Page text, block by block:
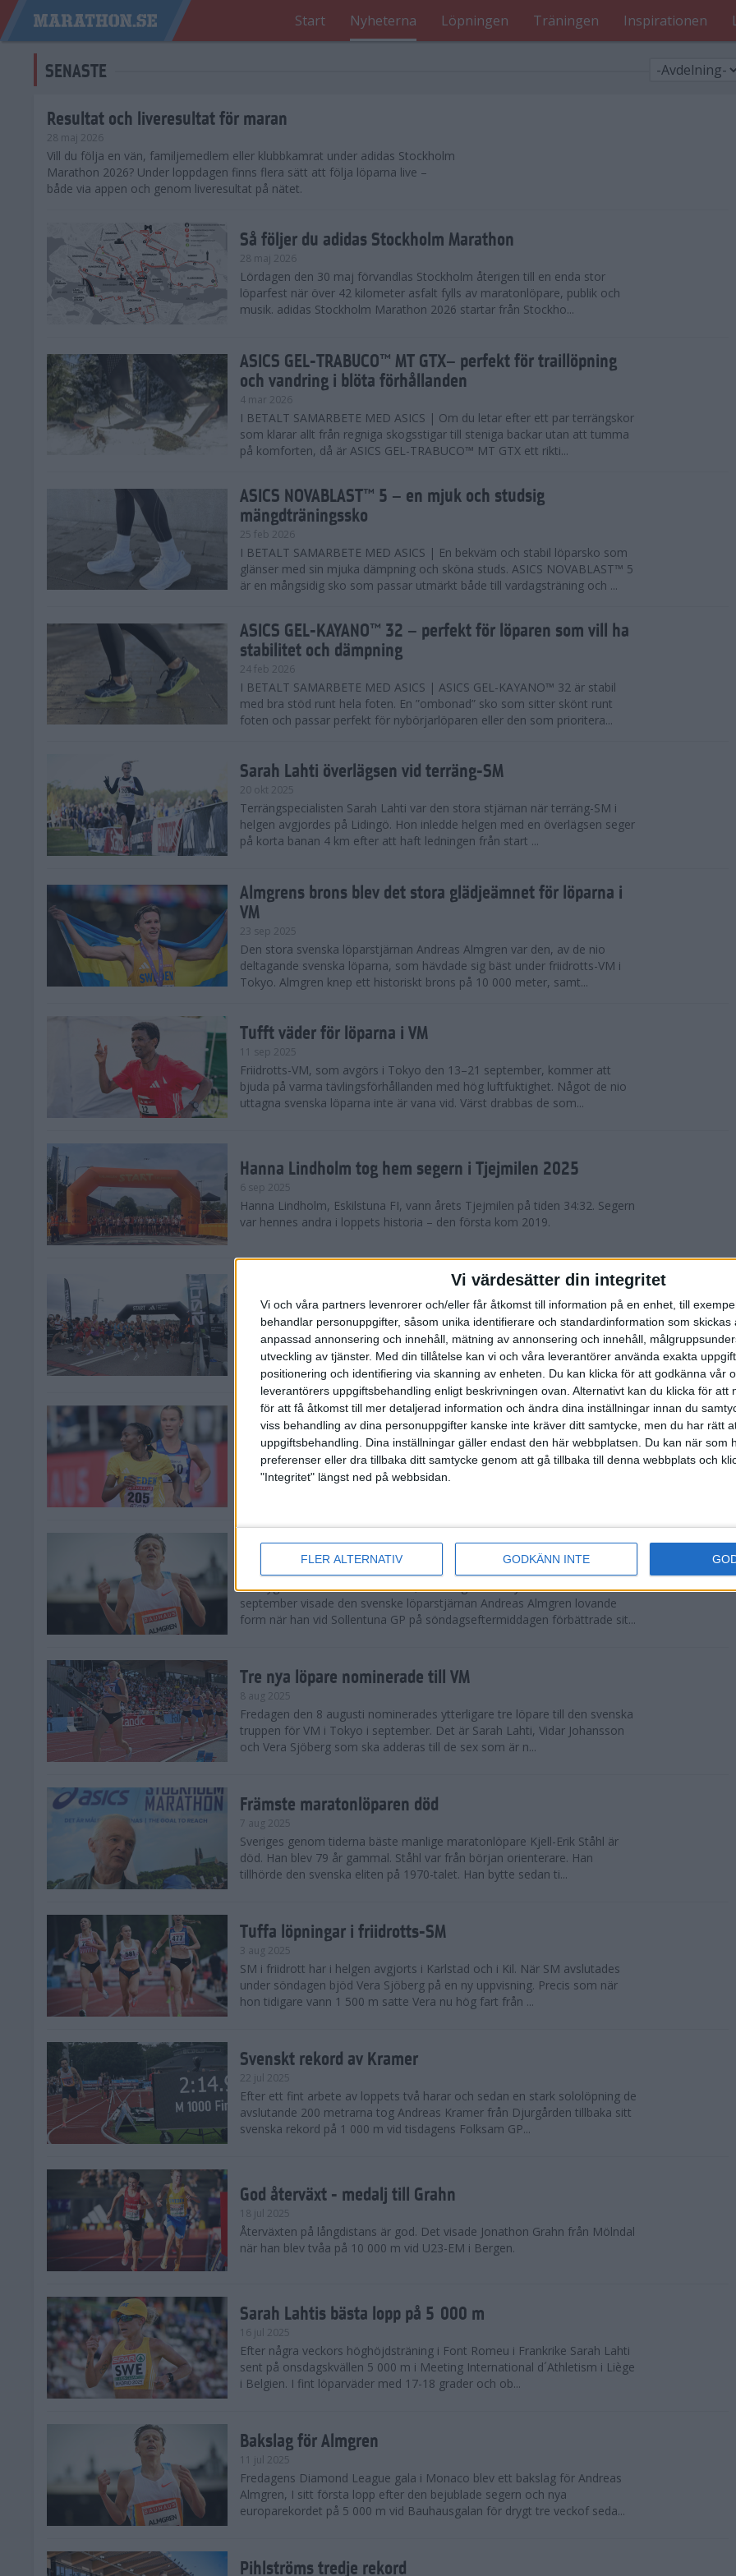
Vi värdesätter din integritet
Vi och våra partners levenrorer och/eller får åtkomst till information på en enhet, till
behandlar personuppgifter, såsom unika identifierare och standardinformation som skickas
anpassad annonsering och innehåll, mätning av annonsering och innehåll,
utveckling av tjänster. Med din tillåtelse kan vi och våra leverantörer använda exakta
positionering och identifiering via skanning av enheten. Du kan klicka för att godkänna vår
leverantörers uppgiftsbehandling enligt beskrivningen ovan. Alternativt kan du klicka för att
för att få åtkomst till mer detaljerad information och ändra dina inställningar innan du
viss behandling av dina personuppgifter kanske inte kräver ditt samtycke, men du har rätt
uppgiftsbehandling. Dina inställningar gäller endast den här webbplatsen. Du kan när som
preferenser eller dra tillbaka ditt samtycke genom att gå tillbaka till denna webbplats och
"Integritet" längst ned på webbsidan.
FLER ALTERNATIV GODKÄNN INTE
Start Nyheterna Löpningen Träningen Inspirationen
SENASTE
Resultat och liveresultat för maran
28 maj 2026
​Vill du följa en vän, familjemedlem eller klubbkamrat under adidas Stockholm
Marathon 2026? Under loppdagen finns flera sätt att följa löparna live –
både via appen och genom liveresultat på nätet.
Så följer du adidas Stockholm Marathon
28 maj 2026
Lördagen den 30 maj förvandlas Stockholm återigen till en enda stor
löparfest när över 42 kilometer asfalt fylls av maratonlöpare, publik och
musik. adidas Stockholm Marathon 2026 startar från Stockho...
ASICS GEL-TRABUCO™ MT GTX– perfekt för traillöpning
och vandring i blöta förhållanden
4 mar 2026
I BETALT SAMARBETE MED ASICS | Om du letar efter ett par terrängskor
som klarar allt från regniga skogsstigar till steniga backar utan att tumma
på komforten, då är ASICS GEL-TRABUCO™ MT GTX ett rikti...
ASICS NOVABLAST™ 5 – en mjuk och studsig
mängdträningssko
25 feb 2026
I BETALT SAMARBETE MED ASICS | En bekväm och stabil löparsko som
glänser med sin mjuka dämpning och sköna studs. ASICS NOVABLAST™ 5
är en mångsidig sko som passar utmärkt både till vardagsträning och ...
ASICS GEL-KAYANO™ 32 – perfekt för löparen som vill ha
stabilitet och dämpning
24 feb 2026
I BETALT SAMARBETE MED ASICS | ASICS GEL-KAYANO™ 32 är stabil
med bra stöd runt hela foten. En ”ombonad” sko som sitter skönt runt
foten och passar perfekt för nybörjarlöparen eller den som prioritera...
Sarah Lahti överlägsen vid terräng-SM
20 okt 2025
Terrängspecialisten Sarah Lahti var den stora stjärnan när terräng-SM i
helgen avgjordes på Lidingö. Hon inledde helgen med en överlägsen seger
på korta banan 4 km efter att haft ledningen från start ...
Almgrens brons blev det stora glädjeämnet för löparna i
VM
23 sep 2025
Den stora svenska löparstjärnan Andreas Almgren var den, av de nio
deltagande svenska löparna, som hävdade sig bäst under friidrotts-VM i
Tokyo. Almgren knep ett historiskt brons på 10 000 meter, samt...
Tufft väder för löparna i VM
11 sep 2025
Friidrotts-VM, som avgörs i Tokyo den 13–21 september, kommer att
bjuda på varma tävlingsförhållanden med hög luftfuktighet. Något de nio
uttagna svenska löparna inte är vana vid. Värst drabbas de som...
Hanna Lindholm tog hem segern i Tjejmilen 2025
6 sep 2025
Hanna Lindholm, Eskilstuna FI, vann årets Tjejmilen på tiden 34:32. Segern
var hennes andra i loppets historia – den första kom 2019.
Snabbaste segertiden på 12 år i rekordstort adidas
Stockholm Halvmaraton
30 aug 2025
Ett slutsålt och rekordstort adidas Stockholm Halvmaraton avgjordes i
nästintill perfekt löparväder. 18 grader, mulet och väldigt lite vind. Totalt
var 19,866 löpare anmälda, varav 15,807 kom till sta...
Löparna viktiga när Sverige vann Finnkampen
26 aug 2025
Den hundrade upplagan av Finnkampen, världens äldsta och största
landskamp i friidrott, avgjordes inför fullsatta läktare på Stockholms
Svenskt rekord när Almgren testade VM-formen
En dryg månad före friidrotts-VM, som avgörs i Tokyo den 13-21
september visade den svenske löparstjärnan Andreas Almgren lovande
form när han vid Sollentuna GP på söndagseftermiddagen förbättrade sit...
Tre nya löpare nominerade till VM
8 aug 2025
Fredagen den 8 augusti nominerades ytterligare tre löpare till den svenska
truppen för VM i Tokyo i september. Det är Sarah Lahti, Vidar Johansson
och Vera Sjöberg som ska adderas till de sex som är n...
Främste maratonlöparen död
7 aug 2025
Sveriges genom tiderna bäste manlige maratonlöpare Kjell-Erik Ståhl är
död. Han blev 79 år gammal. Ståhl var från början orienterare. Han
tillhörde den svenska eliten på 1970-talet. Han bytte sedan ti...
Tuffa löpningar i friidrotts-SM
3 aug 2025
SM i friidrott har i helgen avgjorts i Karlstad och i Kil. När SM avslutades
under söndagen bjöd Vera Sjöberg på en ny uppvisning. Precis som när
hon tidigare vann 1 500 m satte Vera nu hög fart från ...
Svenskt rekord av Kramer
22 jul 2025
Efter ett fint arbete av loppets två harar och sedan en stark sololöpning de
avslutande 200 metrarna tog Andreas Kramer från Djurgården tillbaka sitt
svenska rekord på 1 000 m vid tisdagens Folksam GP...
God återväxt - medalj till Grahn
18 jul 2025
Återväxten på långdistans är god. Det visade Jonathon Grahn från Mölndal
när han blev tvåa på 10 000 m vid U23-EM i Bergen.
Sarah Lahtis bästa lopp på 5 000 m
16 jul 2025
Efter några veckors höghöjdsträning i Font Romeu i Frankrike Sarah Lahti
sent på onsdagskvällen 5 000 m i Meeting International d´Athletism i Liège
i Belgien. I fint löparväder med 17-18 grader och ob...
Bakslag för Almgren
11 jul 2025
Fredagens Diamond League gala i Monaco blev ett bakslag för Andreas
Almgren, I sitt första lopp efter den bejublade segern och nya
europarekordet på 5 000 m vid Bauhausgalan för drygt tre veckof seda...
Pihlströms tredje rekord